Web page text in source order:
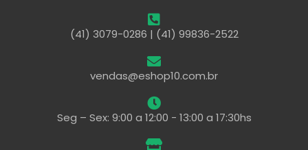
(41) 3079-0286 | (41) 99836-2522
vendas@eshop10.com.br
Seg – Sex: 9:00 a 12:00 - 13:00 a 17:30hs